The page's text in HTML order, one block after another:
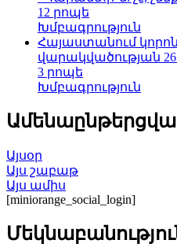
12 րոպե
Խմբագրություն
Հայաստանում
վարակվածության 26
3 րոպե
Խմբագրություն
Այսօր
Այս շաբաթ
Այս ամիս
[miniorange_social_login]